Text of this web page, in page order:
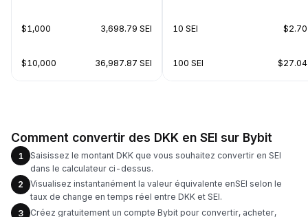
$1,000 3,698.79 SEI
$10,000 36,987.87 SEI
10 SEI $2.70
100 SEI $27.04
Comment convertir des DKK en SEI sur Bybit
1
Saisissez le montant DKK que vous souhaitez convertir en SEI
dans le calculateur ci-dessus.
2
Visualisez instantanément la valeur équivalente enSEI selon le
taux de change en temps réel entre DKK et SEI.
3
Créez gratuitement un compte Bybit pour convertir, acheter,